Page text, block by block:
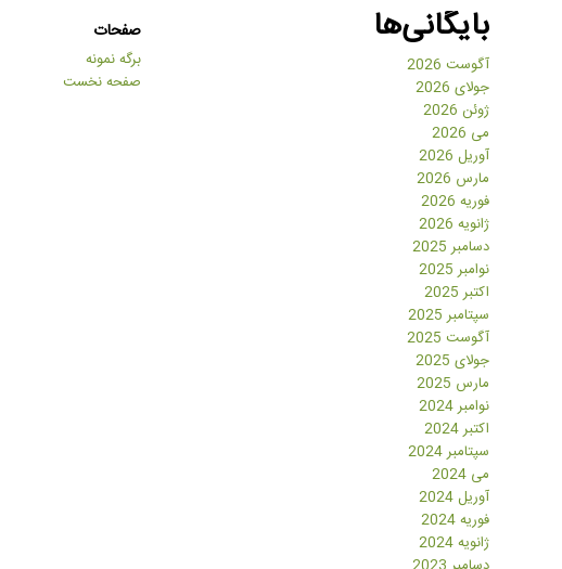
بایگانی‌ها
آگوست 2026
جولای 2026
ژوئن 2026
می 2026
آوریل 2026
مارس 2026
فوریه 2026
ژانویه 2026
دسامبر 2025
نوامبر 2025
اکتبر 2025
سپتامبر 2025
آگوست 2025
جولای 2025
مارس 2025
نوامبر 2024
اکتبر 2024
سپتامبر 2024
می 2024
آوریل 2024
فوریه 2024
ژانویه 2024
صفحات
برگه نمونه
صفحه نخست